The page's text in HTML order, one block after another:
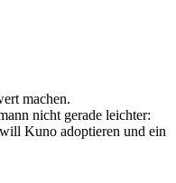
machen.
nicht gerade leichter:
Kuno adoptieren und ein